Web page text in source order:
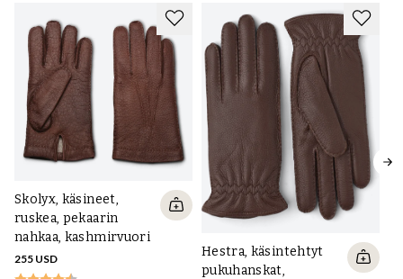
Skolyx, käsineet,
ruskea, pekaarin
nahkaa, kashmirvuori
255 USD
Hestra, käsintehtyt
pukuhanskat,